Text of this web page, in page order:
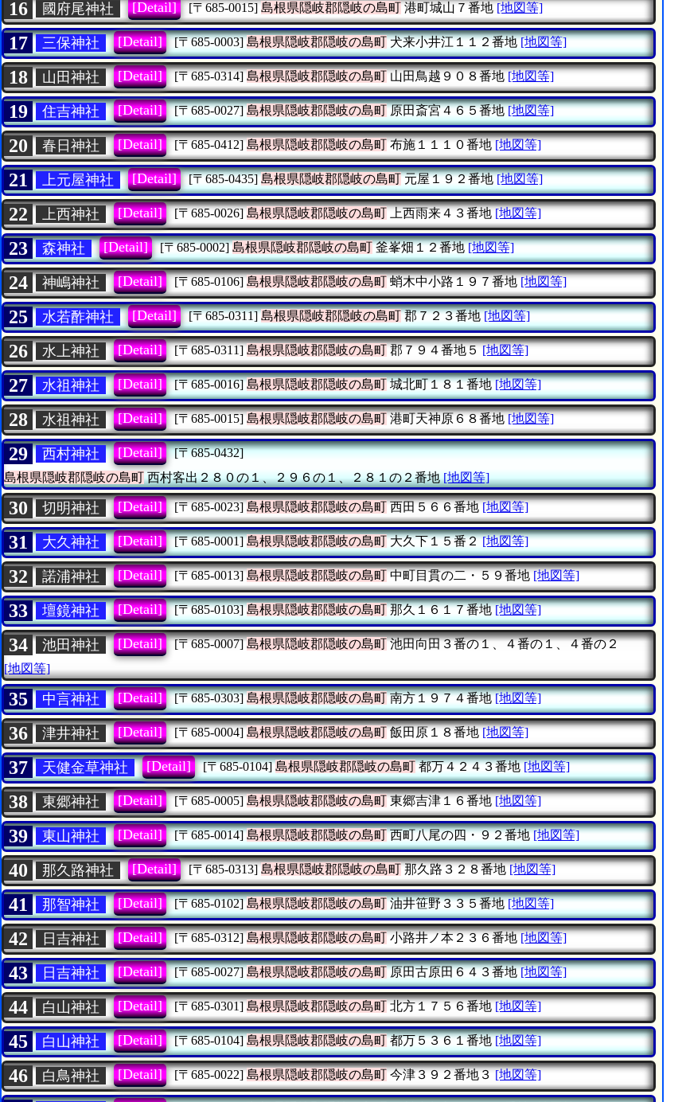
16 國府尾神社 [Detail] [〒685-0015] 島根県隠岐郡隠岐の島町港町城山７番地 [地図等]
17 三保神社 [Detail] [〒685-0003] 島根県隠岐郡隠岐の島町犬来小井江１１２番地 [地図等]
18 山田神社 [Detail] [〒685-0314] 島根県隠岐郡隠岐の島町山田鳥越９０８番地 [地図等]
19 住吉神社 [Detail] [〒685-0027] 島根県隠岐郡隠岐の島町原田斎宮４６５番地 [地図等]
20 春日神社 [Detail] [〒685-0412] 島根県隠岐郡隠岐の島町布施１１１０番地 [地図等]
21 上元屋神社 [Detail] [〒685-0435] 島根県隠岐郡隠岐の島町元屋１９２番地 [地図等]
22 上西神社 [Detail] [〒685-0026] 島根県隠岐郡隠岐の島町上西雨来４３番地 [地図等]
23 森神社 [Detail] [〒685-0002] 島根県隠岐郡隠岐の島町釜峯畑１２番地 [地図等]
24 神嶋神社 [Detail] [〒685-0106] 島根県隠岐郡隠岐の島町蛸木中小路１９７番地 [地図等]
25 水若酢神社 [Detail] [〒685-0311] 島根県隠岐郡隠岐の島町郡７２３番地 [地図等]
26 水上神社 [Detail] [〒685-0311] 島根県隠岐郡隠岐の島町郡７９４番地５ [地図等]
27 水祖神社 [Detail] [〒685-0016] 島根県隠岐郡隠岐の島町城北町１８１番地 [地図等]
28 水祖神社 [Detail] [〒685-0015] 島根県隠岐郡隠岐の島町港町天神原６８番地 [地図等]
29 西村神社 [Detail]
[〒685-0432]
島根県隠岐郡隠岐の島町西村客出２８０の１、２９６の１、２８１の２番地 [地図等]
30 切明神社 [Detail] [〒685-0023] 島根県隠岐郡隠岐の島町西田５６６番地 [地図等]
31 大久神社 [Detail] [〒685-0001] 島根県隠岐郡隠岐の島町大久下１５番２ [地図等]
32 諾浦神社 [Detail] [〒685-0013] 島根県隠岐郡隠岐の島町中町目貫の二・５９番地 [地図等]
33 壇鏡神社 [Detail] [〒685-0103] 島根県隠岐郡隠岐の島町那久１６１７番地 [地図等]
34 池田神社 [Detail] [〒685-0007] 島根県隠岐郡隠岐の島町池田向田３番の１、４番の１、４番の２
[地図等]
35 中言神社 [Detail] [〒685-0303] 島根県隠岐郡隠岐の島町南方１９７４番地 [地図等]
36 津井神社 [Detail] [〒685-0004] 島根県隠岐郡隠岐の島町飯田原１８番地 [地図等]
37 天健金草神社 [Detail] [〒685-0104] 島根県隠岐郡隠岐の島町都万４２４３番地 [地図等]
38 東郷神社 [Detail] [〒685-0005] 島根県隠岐郡隠岐の島町東郷吉津１６番地 [地図等]
39 東山神社 [Detail] [〒685-0014] 島根県隠岐郡隠岐の島町西町八尾の四・９２番地 [地図等]
40 那久路神社 [Detail] [〒685-0313] 島根県隠岐郡隠岐の島町那久路３２８番地 [地図等]
41 那智神社 [Detail] [〒685-0102] 島根県隠岐郡隠岐の島町油井笹野３３５番地 [地図等]
42 日吉神社 [Detail] [〒685-0312] 島根県隠岐郡隠岐の島町小路井ノ本２３６番地 [地図等]
43 日吉神社 [Detail] [〒685-0027] 島根県隠岐郡隠岐の島町原田古原田６４３番地 [地図等]
44 白山神社 [Detail] [〒685-0301] 島根県隠岐郡隠岐の島町北方１７５６番地 [地図等]
45 白山神社 [Detail] [〒685-0104] 島根県隠岐郡隠岐の島町都万５３６１番地 [地図等]
46 白鳥神社 [Detail] [〒685-0022] 島根県隠岐郡隠岐の島町今津３９２番地３ [地図等]